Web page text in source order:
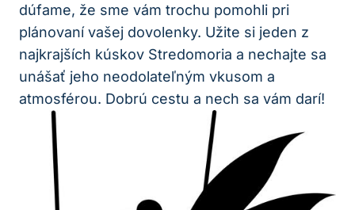
dúfame, že sme vám ‌trochu pomohli pri
plánovaní vašej⁤ dovolenky. Užite si jeden z
najkrajších kúskov Stredomoria a nechajte sa
unášať jeho neodolateľným vkusom a
atmosférou. Dobrú cestu a nech sa vám darí!